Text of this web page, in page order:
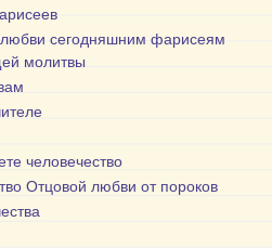
сегодняшним фарисеям
молитвы
человечество
Отцовой любви от пороков